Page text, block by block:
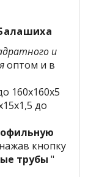
и
оптом и в
160х160х5
до
кнопку
трубы "